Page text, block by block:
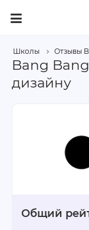
Школы Отзывы
Bang
дизайну
Общий